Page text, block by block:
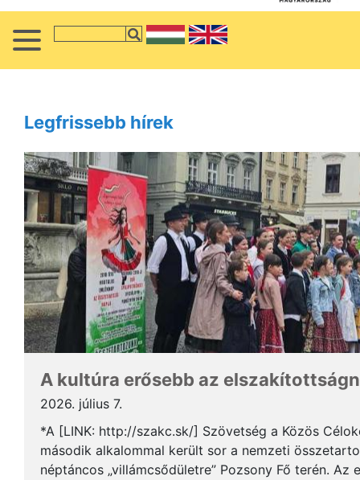
Legfrissebb hírek
A kultúra erősebb az
2026. július 7.
*A [LINK: http://szakc.sk/] Szövetség a Közös
második alkalommal került sor a nemzeti
néptáncos „villámcsődületre” Pozsony Fő terén. Az